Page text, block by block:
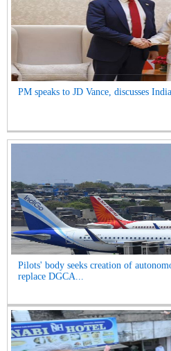
PM speaks to JD Vance, discusses
Pilots' body seeks creation of
replace DGCA...